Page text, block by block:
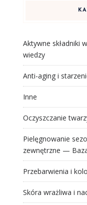
Aktywne składniki
wiedzy
Anti-aging i
Inne
Oczyszczanie
Pielęgnowanie
zewnętrzne —
Przebarwienia i
Skóra wrażliwa i